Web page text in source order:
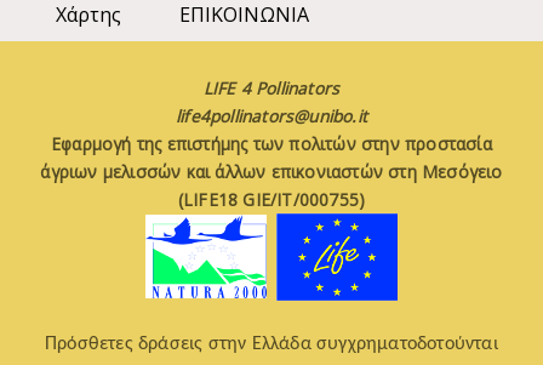
Χάρτης
ΕΠΙΚΟΙΝΩΝΙΑ
LIFE 4 Pollinators
life4pollinators@unibo.it
Εφαρμογή της επιστήμης των πολιτών στην προστασία
άγριων μελισσών και άλλων επικονιαστών στη Μεσόγειο
(LIFE18 GIE/IT/000755)
Πρόσθετες δράσεις στην Ελλάδα συγχρηματοδοτούνται